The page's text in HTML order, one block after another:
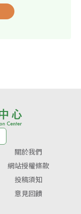
關於我們
網站授權條款
投稿須知
意見回饋